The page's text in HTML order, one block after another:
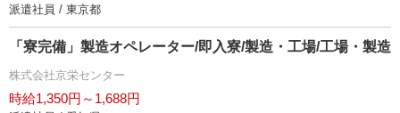
派遣社員 / 東京都
「寮完備」製造オペレーター/即入寮/製造・工場/工場・製造
株式会社京栄センター
時給1,350円～1,688円